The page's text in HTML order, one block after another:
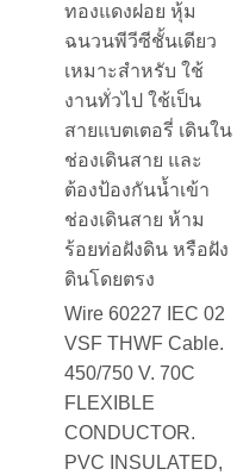
ทองแดงฝอย หุ้ม
ฉนวนพีวีซีชั้นเดียว
เหมาะสำหรับ ใช้
งานทั่วไป ใช้เป็น
สายแบตเตอรี่ เดินใน
ช่องเดินสาย และ
ต้องป้องกันน้ำเข้า
ช่องเดินสาย ห้าม
ร้อยท่อฝังดิน หรือฝัง
ดินโดยตรง
Wire 60227 IEC 02
VSF THWF Cable.
450/750 V. 70C
FLEXIBLE
CONDUCTOR.
PVC INSULATED,